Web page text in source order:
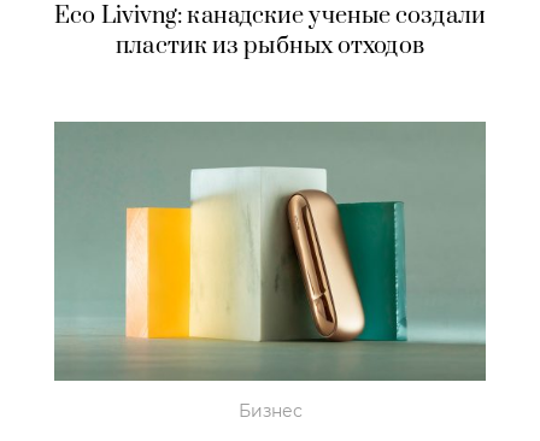
Eco Livivng: канадские ученые создали
пластик из рыбных отходов
Бизнес